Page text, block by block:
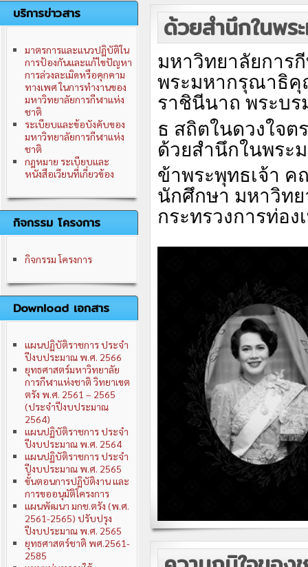
บริการข่าวสาร
มาตรการและแนวปฏิบัติใน
การป้องกันและแก้ไขปัญหา
การล่วงละเมิดหรือคุกคาม
ทางเพศ ในการทำงานของ
มหาวิทยาลัยการกีฬาแห่ง
ชาติ
ระเบียบและข้อบังคับของ
มหาวิทยาลัยการกีฬาแห่ง
ชาติ
กฎหมาย ระเบียบและ
หนังสือเวียนที่เกี่ยวข้อง
กิจกรรม โครงการ
กิจกรรม โครงการ
Download เอกสาร
แผนปฏิบัติราชการ ประจำ
ปีงบประมาณ พ.ศ. 2566
ยุทธศาสตร์มหาวิทยาลัย
การกีฬาแห่งชาติ วิทยาเขต
ตรัง พ.ศ. 2561 – 2565
(ประจำปีงบประมาณ
2564)
แผนปฏิบัติราชการ ประจำ
ปีงบประมาณ พ.ศ. 2564
แผนปฏิบัติราชการ ประจำ
ปีงบประมาณ พ.ศ. 2565
ขั้นตอนการปฏิบัติงาน และ
การขออนุมัติโครงการ
แผนพัฒนา มกช.ตรัง (พ.ศ.
2561-2565) ปรับปรุง
ปีงบประมาณ พ.ศ. 2565
ยุทธศาสตร์ชาติ พศ.2561-
2585
ด้วยสำนึกในพ
มหาวิทยาลัยการ
พระมหากรุณาธิคุ
ราชินีนาถ พระบ
ธ สถิตในดวงใจ
ด้วยสำนึกในพร
ข้าพระพุทธเจ้า
นักศึกษา มหาวิท
กระทรวงการท่อ